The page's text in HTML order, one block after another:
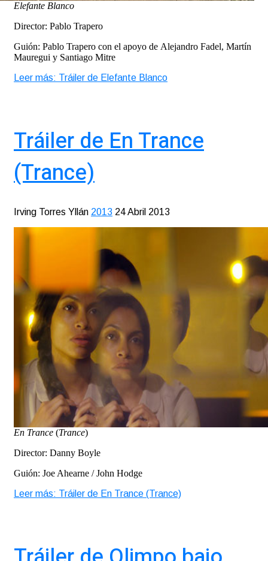
Elefante Blanco
Director: Pablo Trapero
Guión: Pablo Trapero con el apoyo de Alejandro Fadel, Martín
Mauregui y Santiago Mitre
Leer más: Tráiler de Elefante Blanco
Tráiler de En Trance
(Trance)
Irving Torres Yllán 2013 24 Abril 2013
En Trance (Trance)
Director: Danny Boyle
Guión: Joe Ahearne / John Hodge
Leer más: Tráiler de En Trance (Trance)